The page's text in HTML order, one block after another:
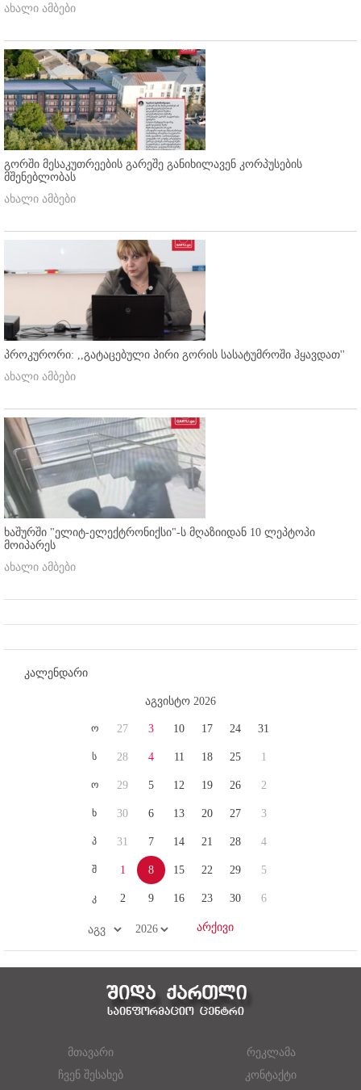
ახალი ამბები
გორში მესაკუთრეების გარეშე განიხილავენ კორპუსების
მშენებლობას
ახალი ამბები
პროკურორი: ,,გატაცებული პირი გორის სასატუმროში ჰყავდათ''
ახალი ამბები
ხაშურში "ელიტ-ელექტრონიქსი"-ს მღაზიიდან 10 ლეპტოპი
მოიპარეს
ახალი ამბები
კალენდარი
აგვისტო 2026
ო
ს
ო
ხ
პ
შ
კ
27
28
29
30
31
1
2
3
4
5
6
7
8
9
10
11
12
13
14
15
16
17
18
19
20
21
22
23
24
25
26
27
28
29
30
31
1
2
3
4
5
6
მთავარი
რეკლამა
ჩვენ შესახებ
კონტაქტი